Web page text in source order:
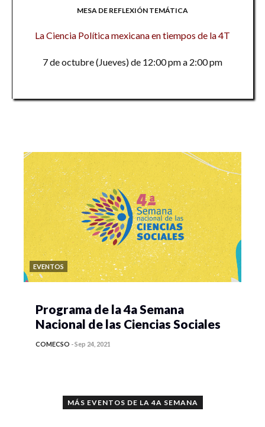
MESA DE REFLEXIÓN TEMÁTICA
La Ciencia Política mexicana en tiempos de la 4T
7 de octubre (Jueves) de 12:00 pm a 2:00 pm
EVENTOS
Programa de la 4a Semana
Nacional de las Ciencias Sociales
COMECSO -Sep 24, 2021
MÁS EVENTOS DE LA 4A SEMANA